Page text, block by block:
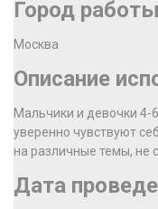
Город
Москва
Описание
Мальчики и девочки 4-
уверенно чувствуют
на различные темы, не
Дата